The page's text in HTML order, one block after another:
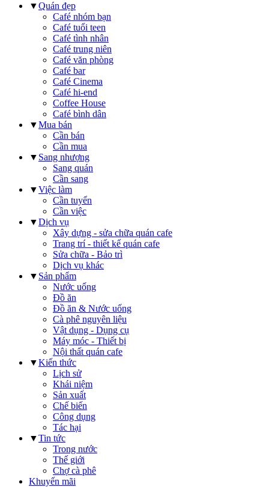
▼Quán đẹp
Café nhóm bạn
Café tuổi teen
Café tình nhân
Café trung niên
Café văn phòng
Café bar
Café Cinema
Café hi-end
Coffee House
Café bình dân
▼Mua bán
Cần bán
Cần mua
▼ Sang nhượng
Sang quán
Cần sang
▼Việc làm
Cần tuyển
Cần việc
▼Dịch vụ
Xây dựng - sửa chữa quán cafe
Trang trí - thiết kế quán cafe
Sửa chữa - Bảo trì
Dịch vụ khác
▼ Sản phẩm
Nước uống
Đồ ăn
Đồ ăn & Nước uống
Cà phê nguyên liệu
Vật dụng - Dụng cụ
Máy móc - Thiết bị
Nội thất quán cafe
▼Kiến thức
Lịch sử
Khái niệm
Sản xuất
Chế biến
Công dụng
Tác hại
▼Tin tức
Trong nước
Thế giới
Chợ cà phê
Khuyến mãi